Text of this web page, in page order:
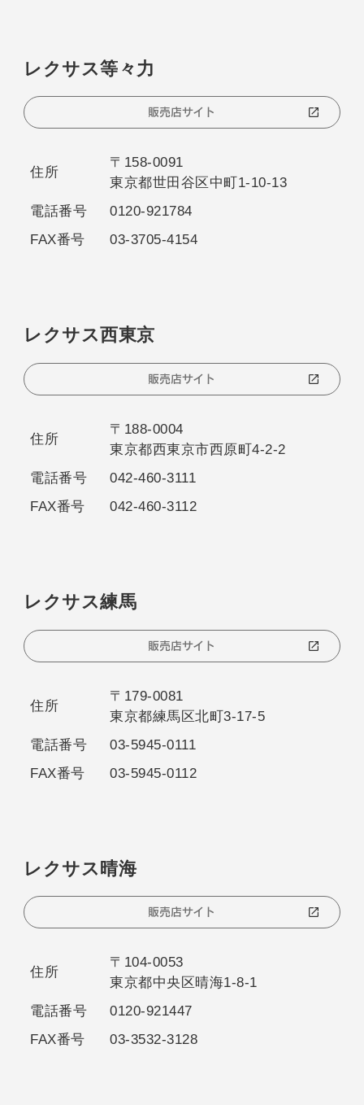
レクサス等々力
販売店サイト
住所
〒158-0091
東京都世田谷区中町1-10-13
電話番号 0120-921784
FAX番号 03-3705-4154
レクサス西東京
販売店サイト
住所
〒188-0004
東京都西東京市西原町4-2-2
電話番号 042-460-3111
FAX番号 042-460-3112
レクサス練馬
販売店サイト
住所
〒179-0081
東京都練馬区北町3-17-5
電話番号 03-5945-0111
FAX番号 03-5945-0112
レクサス晴海
販売店サイト
住所
〒104-0053
東京都中央区晴海1-8-1
電話番号 0120-921447
FAX番号 03-3532-3128